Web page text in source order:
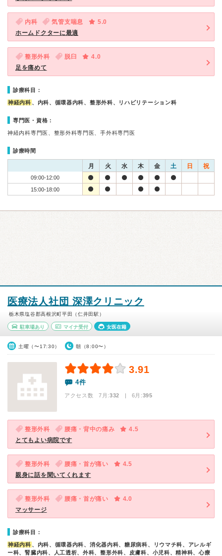
内科 気管支喘息
5.0
ホームドクターに最適
整形外科 脱臼
4.0
足を痛めて
診療科目：
神経内科 、内科、循環器内科、整形外科、リハビリテーション科
専門医・資格：
神経内科専門医、整形外科専門医、手外科専門医
診療時間
月 火 水 木 金 土 日 祝
09:00-12:00
15:00-18:00
医療法人社団 深澤クリニック
栃木県塩谷郡高根沢町平田（仁井田駅）
駐車場あり マイナ受付 女医在籍
土曜（〜17:30） 朝（8:00〜）
3.91
4件
アクセス数 7月:332 | 6月:395
整形外科 腰痛・背中の痛み
4.5
とてもよい病院です
整形外科 腰痛・首が痛い
4.5
親身に話を聞いてくれます
整形外科 腰痛・首が痛い
4.0
マッサージ
診療科目：
神経内科 、内科、循環器内科、消化器内科、糖尿病科、リウマチ科、アレルギ
ー科、腎臓内科、人工透析、外科、整形外科、皮膚科、小児科、精神科、心療